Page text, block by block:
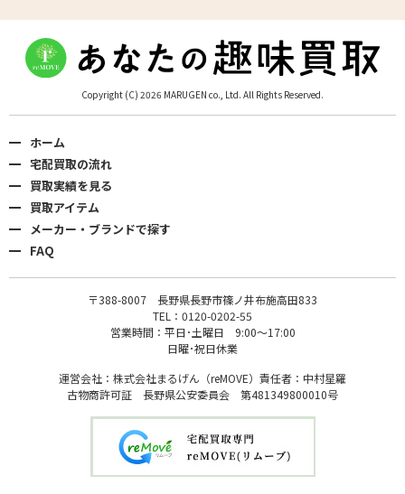
Copyright (C) 2026 MARUGEN co., Ltd. All Rights Reserved.
ホーム
宅配買取の流れ
買取実績を見る
買取アイテム
メーカー・ブランドで探す
FAQ
〒388-8007 長野県長野市篠ノ井布施高田833
TEL：0120-0202-55
営業時間：平日･土曜日 9:00〜17:00
日曜･祝日休業
運営会社：株式会社まるげん（reMOVE）責任者：中村星羅
古物商許可証 長野県公安委員会 第481349800010号